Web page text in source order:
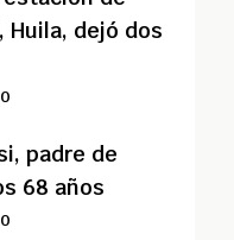
Huila, dejó dos
padre de
68 años